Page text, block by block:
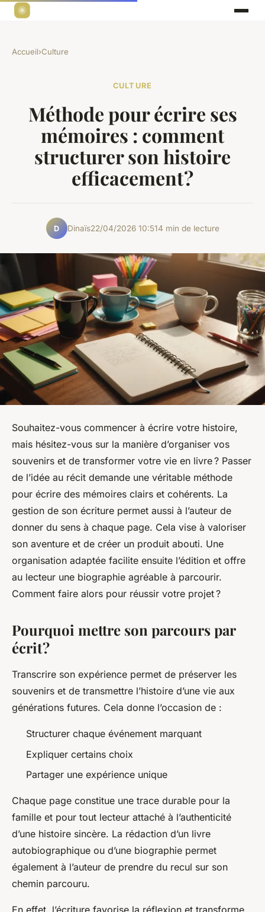
Accueil›Culture
CULTURE
Méthode pour écrire ses
mémoires : comment
structurer son histoire
efficacement ?
D Dinaïs22/04/2026 10:514 min de lecture
Souhaitez-vous commencer à écrire votre histoire,
mais hésitez-vous sur la manière d’organiser vos
souvenirs et de transformer votre vie en livre ? Passer
de l’idée au récit demande une véritable méthode
pour écrire des mémoires clairs et cohérents. La
gestion de son écriture permet aussi à l’auteur de
donner du sens à chaque page. Cela vise à valoriser
son aventure et de créer un produit abouti. Une
organisation adaptée facilite ensuite l’édition et offre
au lecteur une biographie agréable à parcourir.
Comment faire alors pour réussir votre projet ?
Pourquoi mettre son parcours par
écrit ?
Transcrire son expérience permet de préserver les
souvenirs et de transmettre l’histoire d’une vie aux
générations futures. Cela donne l’occasion de :
Structurer chaque événement marquant
Expliquer certains choix
Partager une expérience unique
Chaque page constitue une trace durable pour la
famille et pour tout lecteur attaché à l’authenticité
d’une histoire sincère. La rédaction d’un livre
autobiographique ou d’une biographie permet
également à l’auteur de prendre du recul sur son
chemin parcouru.